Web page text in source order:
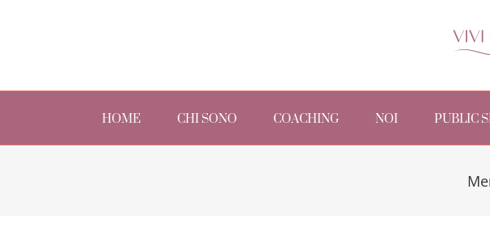
Search
HOME CHI SONO COACHING NOI PUBLIC